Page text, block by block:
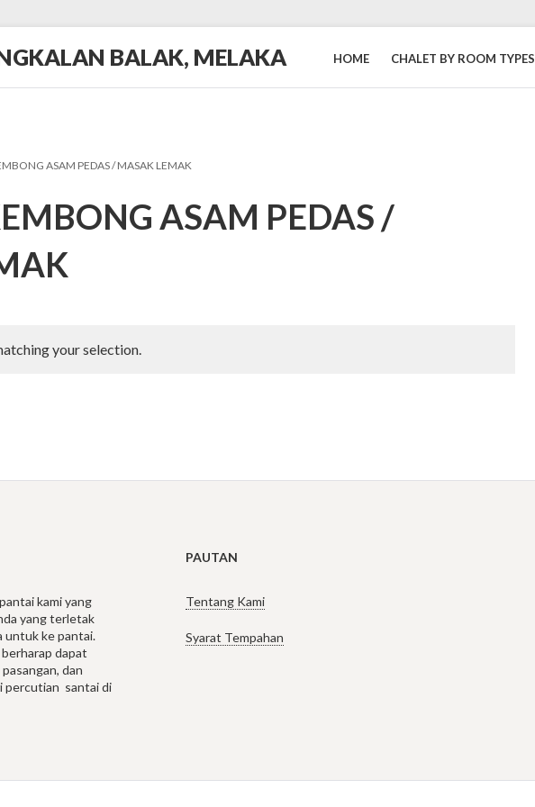
BALAK, MELAKA HOME CHALET BY ROOM TYPES
ASAM PEDAS / MASAK LEMAK
ASAM PEDAS /
your selection.
kami yang
yang terletak
untuk ke pantai.
dapat
dan
percutian santai di
PAUTAN
Tentang Kami
Syarat Tempahan